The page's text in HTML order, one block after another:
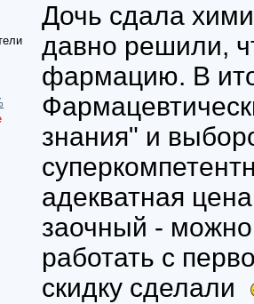
Дочь сдала
давно решили,
фармацию. В
знания" и
адекватная
заочный -
работать с
скидку сделали